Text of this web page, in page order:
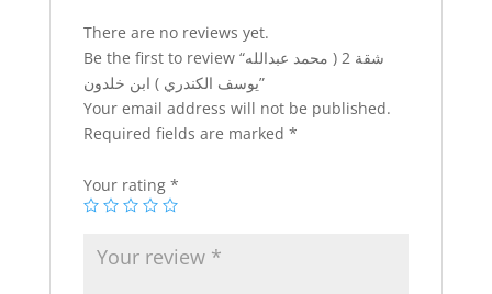
There are no reviews yet.
Be the first to review “شقة 2 ( محمد عبدالله
يوسف الكندري ) ابن خلدون”
Your email address will not be published.
Required fields are marked *
Your rating *